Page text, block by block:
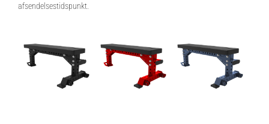
afsendelsestidspunkt.